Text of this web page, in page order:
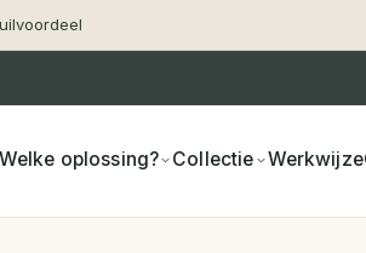
Welke oplossing? Collectie Werkwijze